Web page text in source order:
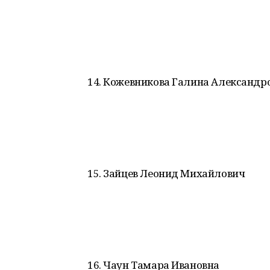
14. Кожевникова Галина
15. Зайцев Леонид Михайлович
16. Чаун Тамара Ивановна